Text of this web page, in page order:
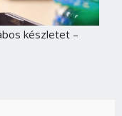
készletet –